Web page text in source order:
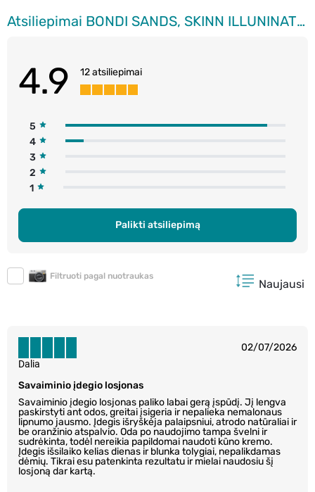
Atsiliepimai BONDI SANDS, SKINN ILLUNINATIOR, savaiminio įdegio losijonas, 150 ml.
4.9 12 atsiliepimai
5
4
3
2
1
Palikti atsiliepimą
Filtruoti pagal nuotraukas
Naujausi
02/07/2026
Savaiminio įdegio losjonas
Savaiminio įdegio losjonas paliko labai gerą įspūdį. Jį lengva
paskirstyti ant odos, greitai įsigeria ir nepalieka nemalonaus
lipnumo jausmo. Įdegis išryškėja palaipsniui, atrodo natūraliai ir
be oranžinio atspalvio. Oda po naudojimo tampa švelni ir
sudrėkinta, todėl nereikia papildomai naudoti kūno kremo.
Įdegis išsilaiko kelias dienas ir blunka tolygiai, nepalikdamas
dėmių. Tikrai esu patenkinta rezultatu ir mielai naudosiu šį
losjoną dar kartą.
Dalia